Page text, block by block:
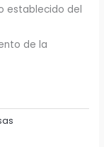
establecido del
de la